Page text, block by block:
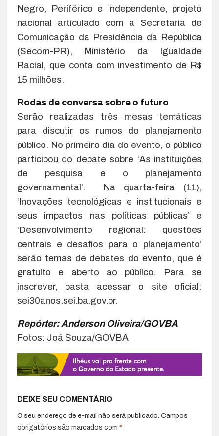
Negro, Periférico e Independente, projeto
nacional articulado com a Secretaria de
Comunicação da Presidência da República
(Secom-PR), Ministério da Igualdade
Racial, que conta com investimento de R$
15 milhões.
Rodas de conversa sobre o futuro
Serão realizadas três mesas temáticas
para discutir os rumos do planejamento
público. No primeiro dia do evento, o público
participou do debate sobre ‘As instituições
de pesquisa e o planejamento
governamental’. Na quarta-feira (11),
‘Inovações tecnológicas e institucionais e
seus impactos nas políticas públicas’ e
‘Desenvolvimento regional: questões
centrais e desafios para o planejamento’
serão temas de debates do evento, que é
gratuito e aberto ao público. Para se
inscrever, basta acessar o site oficial:
sei30anos.sei.ba.gov.br.
Repórter: Anderson Oliveira/GOVBA
Fotos: Joá Souza/GOVBA
DEIXE SEU COMENTÁRIO
O seu endereço de e-mail não será publicado. Campos
obrigatórios são marcados com *